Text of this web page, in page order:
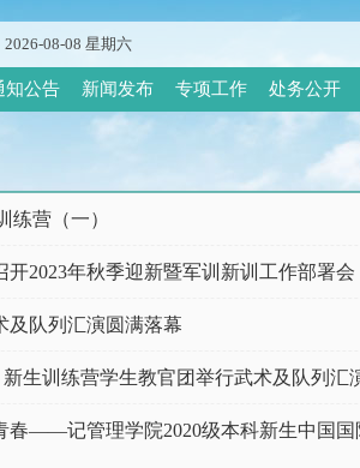
2026-08-08 星期六
知公告 新闻发布 专项工作 处务公开
练营（一）
2023年秋季迎新暨军训新训工作部署会
及队列汇演圆满落幕
生训练营学生教官团举行武术及队列汇
春——记管理学院2020级本科新生中国国